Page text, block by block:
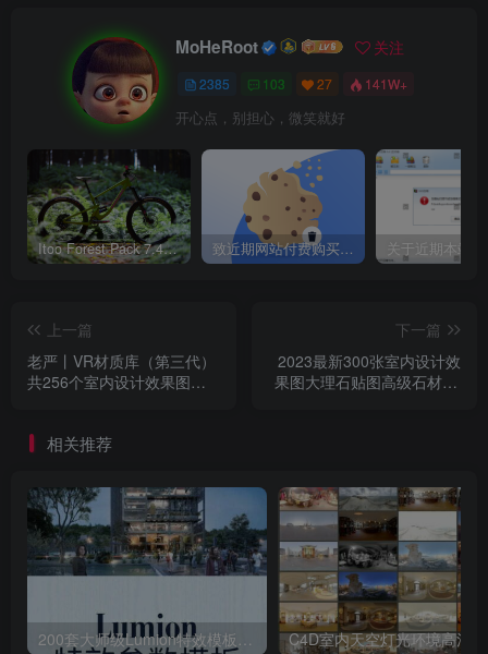
MoHeRoot 关注
2385 103 27 141W+
开心点，别担心，微笑就好
Itoo Forest Pack 7.4.20 森林插件 For 3DSMAX 2014 ~ 2023 汉化永久版 致近期网站付费购买资源及会员用户后，网页显示依然没有购买解决方法！
上一篇
老严丨VR材质库（第三代）
共256个室内设计效果图常
下一篇
2023最新300张室内设计效
果图大理石贴图高级石材4K
相关推荐
200套大师级Lumion特效模板场景源文件渲染参数滤镜案例特效